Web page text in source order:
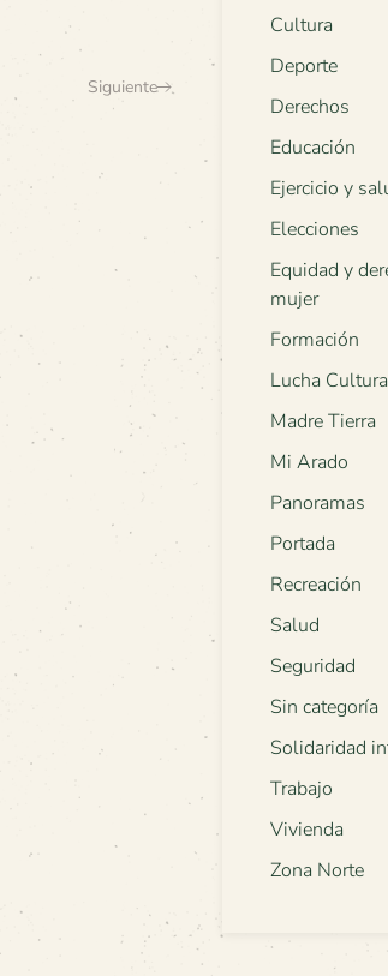
Siguiente
Cultura
Deporte
Derechos
Educación
Ejercicio y
Elecciones
Equidad y
mujer
Formación
Lucha
Madre Tierra
Mi Arado
Panoramas
Portada
Recreación
Salud
Seguridad
Sin categoría
Solidaridad
Trabajo
Vivienda
Zona Norte